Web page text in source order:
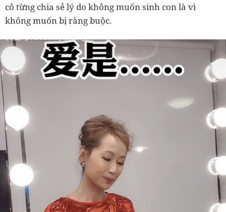
cô từng chia sẻ lý do không muốn sinh con là vì
không muốn bị ràng buộc.